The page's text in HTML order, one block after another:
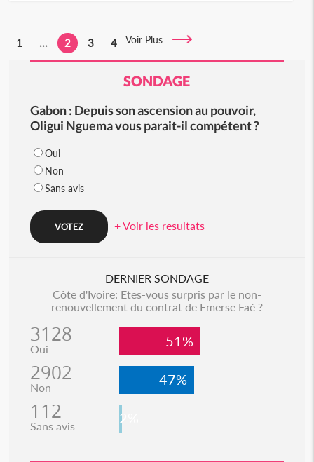
1 ... 2 3 4 Voir Plus
SONDAGE
Gabon : Depuis son ascension au pouvoir,
Oligui Nguema vous parait-il compétent ?
Oui
Non
Sans avis
+ Voir les resultats
DERNIER SONDAGE
Côte d'Ivoire: Etes-vous surpris par le non-
renouvellement du contrat de Emerse Faé ?
3128
Oui 51%
2902
Non 47%
112
Sans avis 2%